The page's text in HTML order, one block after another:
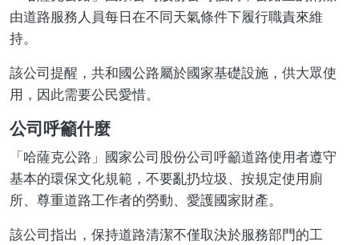
由道路服務人員每日在不同天氣條件下履行職責來維
持。
該公司提醒，共和國公路屬於國家基礎設施，供大眾使
用，因此需要公民愛惜。
公司呼籲什麼
「哈薩克公路」國家公司股份公司呼籲道路使用者遵守
基本的環保文化規範，不要亂扔垃圾、按規定使用廁
所、尊重道路工作者的勞動、愛護國家財產。
該公司指出，保持道路清潔不僅取決於服務部門的工